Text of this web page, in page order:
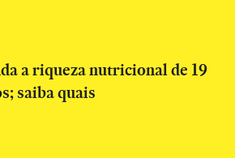
a riqueza nutricional de 19
saiba quais